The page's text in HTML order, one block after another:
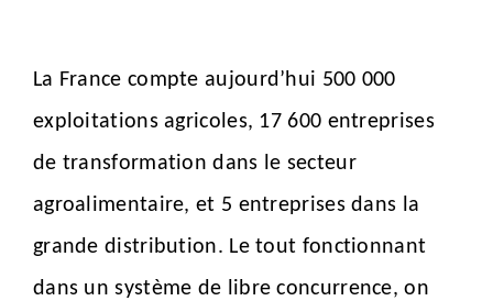
La France compte aujourd’hui 500 000
exploitations agricoles, 17 600 entreprises
de transformation dans le secteur
agroalimentaire, et 5 entreprises dans la
grande distribution. Le tout fonctionnant
dans un système de libre concurrence, on